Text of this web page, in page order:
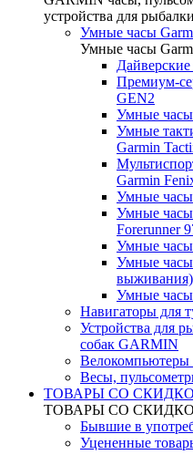
устройства для рыбалки
Умные часы
Умные часы
Премиум-
GEN2
Умные часы
Умные
Garmin
Garmin
Умные часы
Умные часы
Forerunner
Умные
Умные часы
Умные часы
Навигаторы для
Устройства для
собак GARMIN
Велокомпьютеры
Весы,
ТОВАРЫ СО
ТОВАРЫ СО
Бывшие в
Уцененные